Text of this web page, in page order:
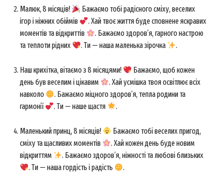
Малюк, 8 місяців!
Бажаємо тобі радісного сміху, веселих
ігор і ніжних обіймів
. Хай твоє життя буде сповнене яскравих
моментів та відкриттів
. Бажаємо здоров’я, гарного настрою
та теплоти рідних
. Ти — наша маленька зірочка .
Наш крихітка, вітаємо з 8 місяцями!
Бажаємо, щоб кожен
день був веселим і цікавим
. Хай усмішка твоя освітлює всіх
навколо
. Бажаємо міцного здоров’я, тепла родини та
гармонії
. Ти — наше щастя .
Маленький принц, 8 місяців!
Бажаємо тобі веселих пригод,
сміху та щасливих моментів
. Хай кожен день буде новим
відкриттям
. Бажаємо здоров’я, ніжності та любові близьких
. Ти — наша гордість і радість
.